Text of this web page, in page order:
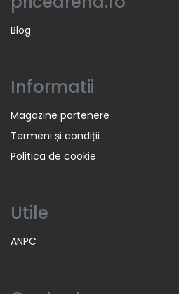
Blog
Informatii
Magazine partenere
Termeni și condiții
Politica de cookie
Utile
ANPC